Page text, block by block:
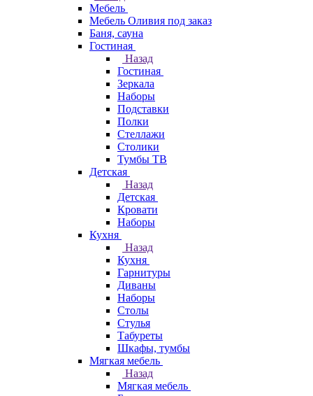
Мебель
Мебель Оливия под заказ
Баня, сауна
Гостиная
Назад
Гостиная
Зеркала
Наборы
Подставки
Полки
Стеллажи
Столики
Тумбы ТВ
Детская
Назад
Детская
Кровати
Наборы
Кухня
Назад
Кухня
Гарнитуры
Диваны
Наборы
Столы
Стулья
Табуреты
Шкафы, тумбы
Мягкая мебель
Назад
Мягкая мебель